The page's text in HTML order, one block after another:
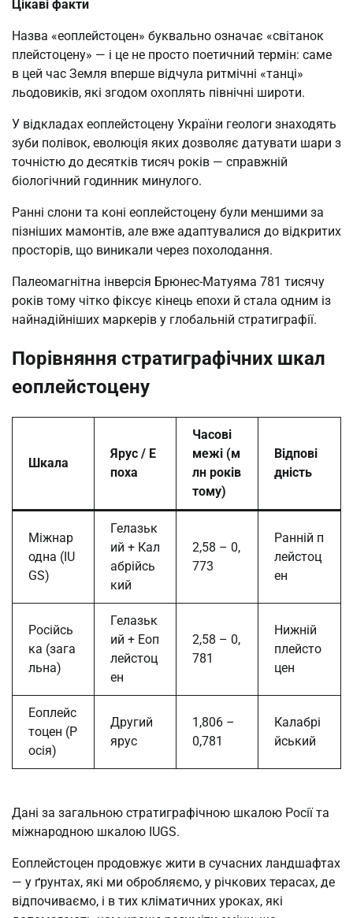
Цікаві факти
Назва «еоплейстоцен» буквально означає «світанок
плейстоцену» — і це не просто поетичний термін: саме
в цей час Земля вперше відчула ритмічні «танці»
льодовиків, які згодом охоплять північні широти.
У відкладах еоплейстоцену України геологи знаходять
зуби полівок, еволюція яких дозволяє датувати шари з
точністю до десятків тисяч років — справжній
біологічний годинник минулого.
Ранні слони та коні еоплейстоцену були меншими за
пізніших мамонтів, але вже адаптувалися до відкритих
просторів, що виникали через похолодання.
Палеомагнітна інверсія Брюнес-Матуяма 781 тисячу
років тому чітко фіксує кінець епохи й стала одним із
найнадійніших маркерів у глобальній стратиграфії.
Порівняння стратиграфічних шкал
еоплейстоцену
Шкала
Ярус / Е
поха
Часові
межі (м
лн років
тому)
Відпові
дність
Міжнар
одна (IU
GS)
Гелазьк
ий + Кал
абрійсь
кий
2,58 – 0,
773
Ранній п
лейстоц
ен
Російсь
ка (зага
льна)
Гелазьк
ий + Еоп
лейстоц
ен
2,58 – 0,
781
Нижній
плейсто
цен
Еоплейс
тоцен (Р
осія)
Другий
ярус
1,806 –
0,781
Калабрі
йський
Дані за загальною стратиграфічною шкалою Росії та
міжнародною шкалою IUGS.
Еоплейстоцен продовжує жити в сучасних ландшафтах
— у ґрунтах, які ми обробляємо, у річкових терасах, де
відпочиваємо, і в тих кліматичних уроках, які